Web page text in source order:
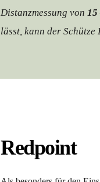
Distanzmessung von
lässt, kann der
Redpoint